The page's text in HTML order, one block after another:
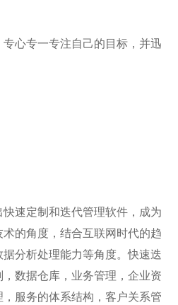
心专一专注自己的目标，并迅
速定制和迭代管理软件，成为
的角度，结合互联网时代的趋
分析处理能力等角度。快速迭
数据仓库，业务管理，企业资
服务的体系结构，客户关系管